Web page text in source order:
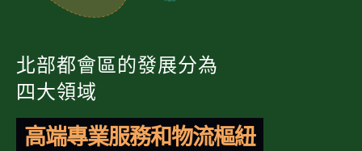
北部都會區的發展分為
四大領域
高端專業服務和物流樞紐